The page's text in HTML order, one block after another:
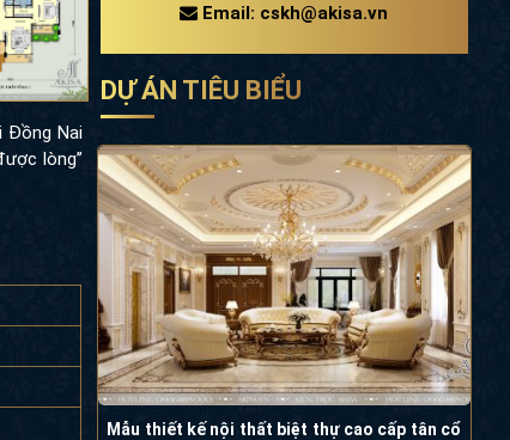
Đồng Nai
lòng’’
Email: cskh@akisa.vn
DỰ ÁN TIÊU BIỂU
Mẫu thiết kế nội thất biệt thự cao cấp tân cổ